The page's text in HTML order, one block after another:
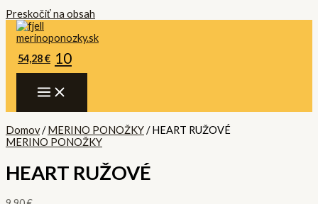
Preskočiť na obsah
54,28€ 10
Domov/MERINO PONOŽKY/ HEART RUŽOVÉ
MERINO PONOŽKY
HEART RUŽOVÉ